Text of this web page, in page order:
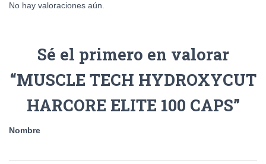
No hay valoraciones aún.
Sé el primero en valorar
“MUSCLE TECH HYDROXYCUT
HARCORE ELITE 100 CAPS”
Nombre